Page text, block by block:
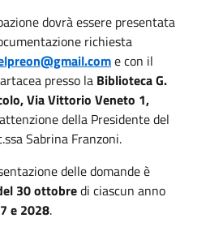
dovrà essere presentata
richiesta
e con il
presso la Biblioteca G.
Via Vittorio Veneto 1,
della Presidente del
Sabrina Franzoni.
delle domande è
30 ottobredi ciascun anno
e 2028.